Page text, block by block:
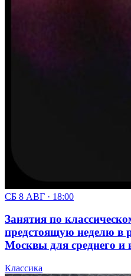
СБ 8 АВГ · 18:00
Занятия по
предстоящую неделю в
Москвы для среднего и
Классика